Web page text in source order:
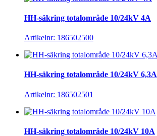
HH-säkring totalområde 10/24kV 4A
Artikelnr: 186502500
HH-säkring totalområde 10/24kV 6,3A
Artikelnr: 186502501
HH-säkring totalområde 10/24kV 10A